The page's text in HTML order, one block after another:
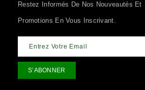
Restez Informés De Nos Nouveautés Et
Promotions En Vous Inscrivant.